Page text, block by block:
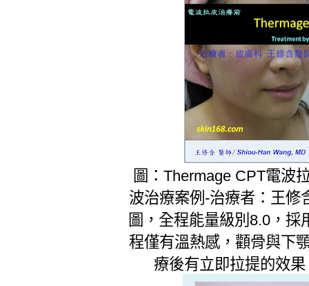
圖：Thermage CPT電波
波治療案例-治療者：王修
圖，全程能量級別8.0，
程僅有溫熱感，顴骨與下
療後有立即拉提的效